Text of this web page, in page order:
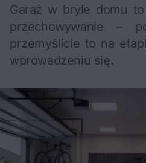
Garaż w bryle domu
przechowywanie –
przemyślicie to na
wprowadzeniu się.